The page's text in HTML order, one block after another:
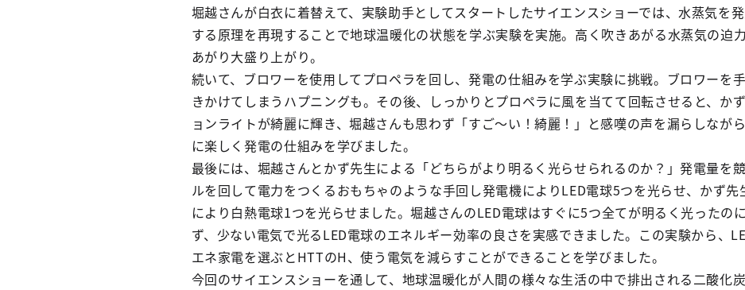
堀越さんが白衣に着替えて、実験助手としてスタートしたサイエンスショーでは、水蒸気を
する原理を再現することで地球温暖化の状態を学ぶ実験を実施。高く吹きあがる水蒸気の迫
あがり大盛り上がり。
続いて、ブロワーを使用してプロペラを回し、発電の仕組みを学ぶ実験に挑戦。ブロワーを
きかけてしまうハプニングも。その後、しっかりとプロペラに風を当てて回転させると、か
ョンライトが綺麗に輝き、堀越さんも思わず「すご～い！綺麗！」と感嘆の声を漏らしなが
に楽しく発電の仕組みを学びました。
最後には、堀越さんとかず先生による「どちらがより明るく光らせられるのか？」発電量を
ルを回して電力をつくるおもちゃのような手回し発電機によりLED電球5つを光らせ、かず
により白熱電球1つを光らせました。堀越さんのLED電球はすぐに5つ全てが明るく光ったの
ず、少ない電気で光るLED電球のエネルギー効率の良さを実感できました。この実験から、
エネ家電を選ぶとHTTのH、使う電気を減らすことができることを学びました。
今回のサイエンスショーを通して、地球温暖化が人間の様々な生活の中で排出される二酸化